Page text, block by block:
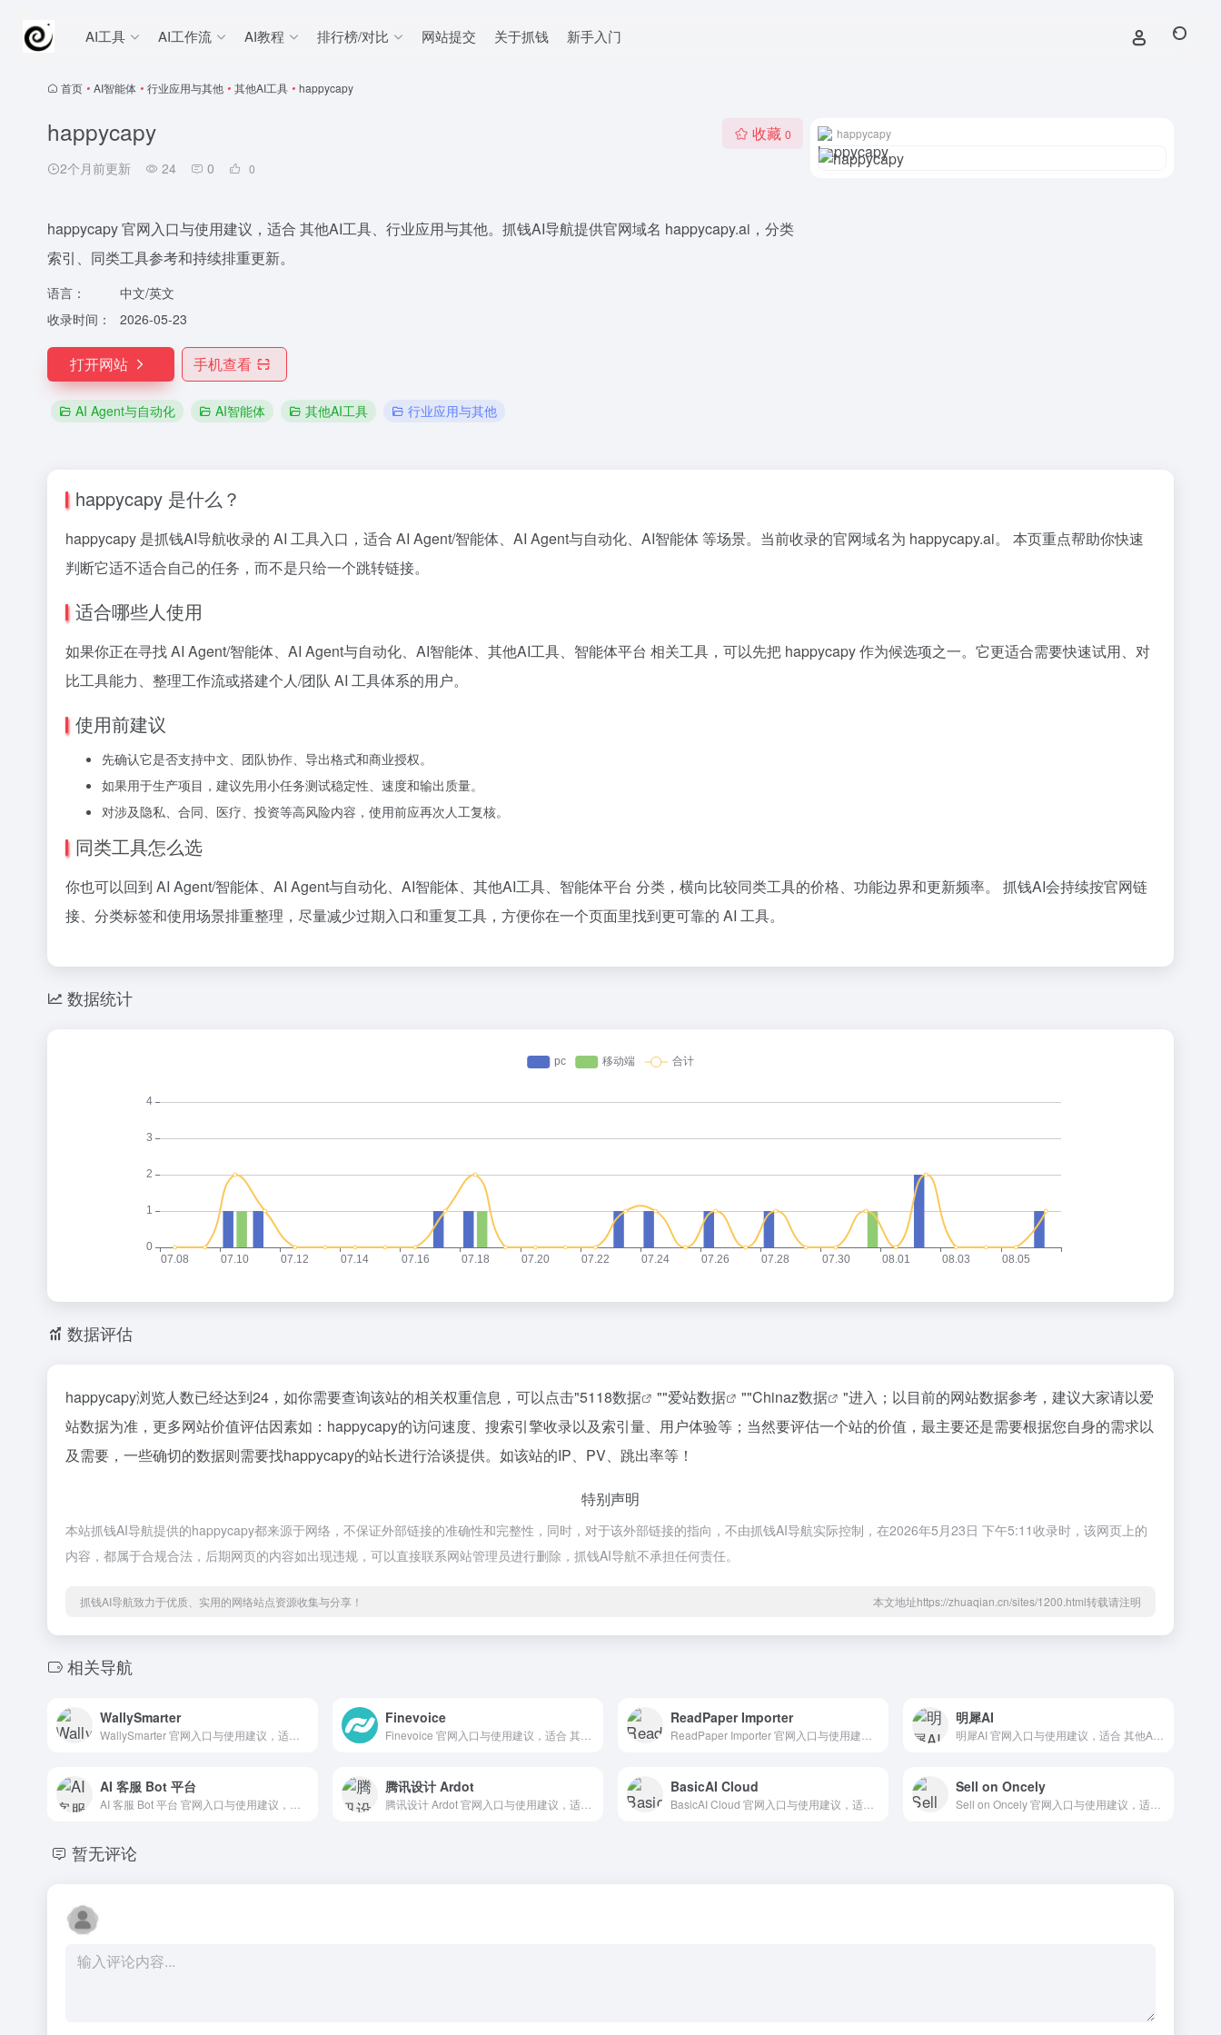
AI工具 AI工作流 AI教程 排行榜/对比 网站提交 关于抓钱 新手入门
首页 • AI智能体 • 行业应用与其他 • 其他AI工具 • happycapy
happycapy
2个月前更新 24 0 0
收藏 0
happycapy 官网入口与使用建议，适合 其他AI工具、行业应用与其他。抓钱AI导航提供官网域名 happycapy.ai，分类
索引、同类工具参考和持续排重更新。
语言：
中文/英文
收录时间：
2026-05-23
打开网站 手机查看
AI Agent与自动化 AI智能体 其他AI工具 行业应用与其他
happycapy
happycapy 是什么？
happycapy 是抓钱AI导航收录的 AI 工具入口，适合 AI Agent/智能体、AI Agent与自动化、AI智能体 等场景。当前收录的官网域名为 happycapy.ai。 本页重点帮助你快速
判断它适不适合自己的任务，而不是只给一个跳转链接。
适合哪些人使用
如果你正在寻找 AI Agent/智能体、AI Agent与自动化、AI智能体、其他AI工具、智能体平台 相关工具，可以先把 happycapy 作为候选项之一。它更适合需要快速试用、对
比工具能力、整理工作流或搭建个人/团队 AI 工具体系的用户。
使用前建议
先确认它是否支持中文、团队协作、导出格式和商业授权。
如果用于生产项目，建议先用小任务测试稳定性、速度和输出质量。
对涉及隐私、合同、医疗、投资等高风险内容，使用前应再次人工复核。
同类工具怎么选
你也可以回到 AI Agent/智能体、AI Agent与自动化、AI智能体、其他AI工具、智能体平台 分类，横向比较同类工具的价格、功能边界和更新频率。 抓钱AI会持续按官网链
接、分类标签和使用场景排重整理，尽量减少过期入口和重复工具，方便你在一个页面里找到更可靠的 AI 工具。
数据统计
数据评估
happycapy浏览人数已经达到24，如你需要查询该站的相关权重信息，可以点击"5118数据 ""爱站数据 ""Chinaz数据
"进入；以目前的网站数据参考，建议大家请以爱
站数据为准，更多网站价值评估因素如：happycapy的访问速度、搜索引擎收录以及索引量、用户体验等；当然要评估一个站的价值，最主要还是需要根据您自身的需求以
及需要，一些确切的数据则需要找happycapy的站长进行洽谈提供。如该站的IP、PV、跳出率等！
特别声明
本站抓钱AI导航提供的happycapy都来源于网络，不保证外部链接的准确性和完整性，同时，对于该外部链接的指向，不由抓钱AI导航实际控制，在2026年5月23日 下午5:11收录时，该网页上的
内容，都属于合规合法，后期网页的内容如出现违规，可以直接联系网站管理员进行删除，抓钱AI导航不承担任何责任。
抓钱AI导航致力于优质、实用的网络站点资源收集与分享！ 本文地址https://zhuaqian.cn/sites/1200.html转载请注明
相关导航
WallySmarter Finevoice ReadPaper Importer 明犀AI
AI 客服 Bot 平台 腾讯设计 Ardot BasicAI Cloud Sell on Oncely
暂无评论